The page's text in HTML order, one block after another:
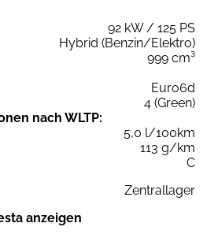
92 kW / 125 PS
Hybrid (Benzin/Elektro)
999 cm³
Euro6d
4 (Green)
nach WLTP:
5,0 l/100km
113 g/km
C
Zentrallager
anzeigen